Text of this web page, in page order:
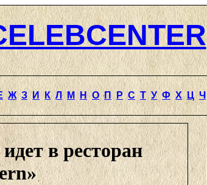
Ж З И К Л М Н О П Р С Т У Ф Х Ц Ч
в ресторан